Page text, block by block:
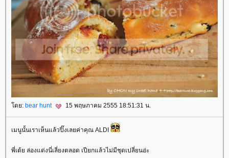
ดย: bear hunt 15 พฤษภาคม 2555 18:51:31 น.
เมนูนั้นเราเห็นแล้วปิ๊งเลยค่าคุณ ALDI
พี่เต้ย ล่องแด่งนี่เลี่ยงตลอด เปียกแล้วไม่มีชุดเปลี่ยนอ่ะ